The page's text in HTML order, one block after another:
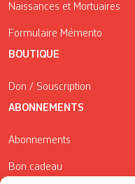
Naissances et Mortuaires
Formulaire Mémento
BOUTIQUE
Don / Souscription
ABONNEMENTS
Abonnements
Bon cadeau